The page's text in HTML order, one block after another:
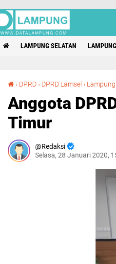
LAMPUNG SELATAN LAMPUNG
› DPRD › DPRD Lamsel › Lampung
Anggota
Timur
Redaksi
Selasa, 28 Januari 2020,